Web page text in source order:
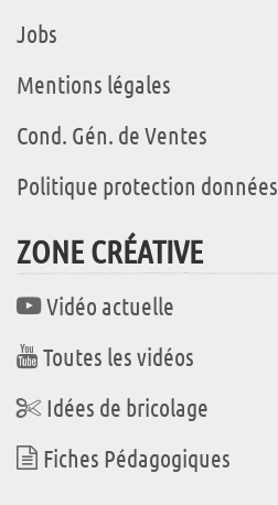
Jobs
Mentions légales
Cond. Gén. de Ventes
Politique protection données
ZONE CRÉATIVE
Vidéo actuelle
Toutes les vidéos
Idées de bricolage
Fiches Pédagogiques